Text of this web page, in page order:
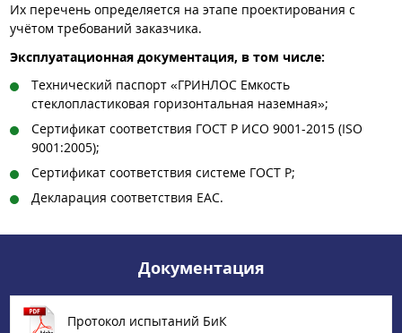
Их перечень определяется на этапе проектирования с
учётом требований заказчика.
Эксплуатационная документация, в том числе:
Технический паспорт «ГРИНЛОС Емкость
стеклопластиковая горизонтальная наземная»;
Сертификат соответствия ГОСТ Р ИСО 9001-2015 (ISO
9001:2005);
Сертификат соответствия системе ГОСТ Р;
Декларация соответствия EAC.
Документация
Протокол испытаний БиК